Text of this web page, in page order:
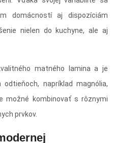
domácností aj dispozíciám
nielen do kuchyne, ale aj
matného lamina a je
napríklad magnólia,
možné kombinovať s rôznymi
prvkov.